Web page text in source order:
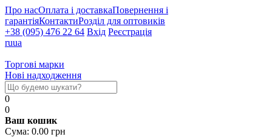
Про насОплата і доставкаПовернення і
гарантіяКонтактиРозділ для оптовиків
+38 (095) 476 22 64 Вхід Реєстрація
ruua
Торгові марки
Нові надходження
0
0
Ваш кошик
Cума: 0.00 грн